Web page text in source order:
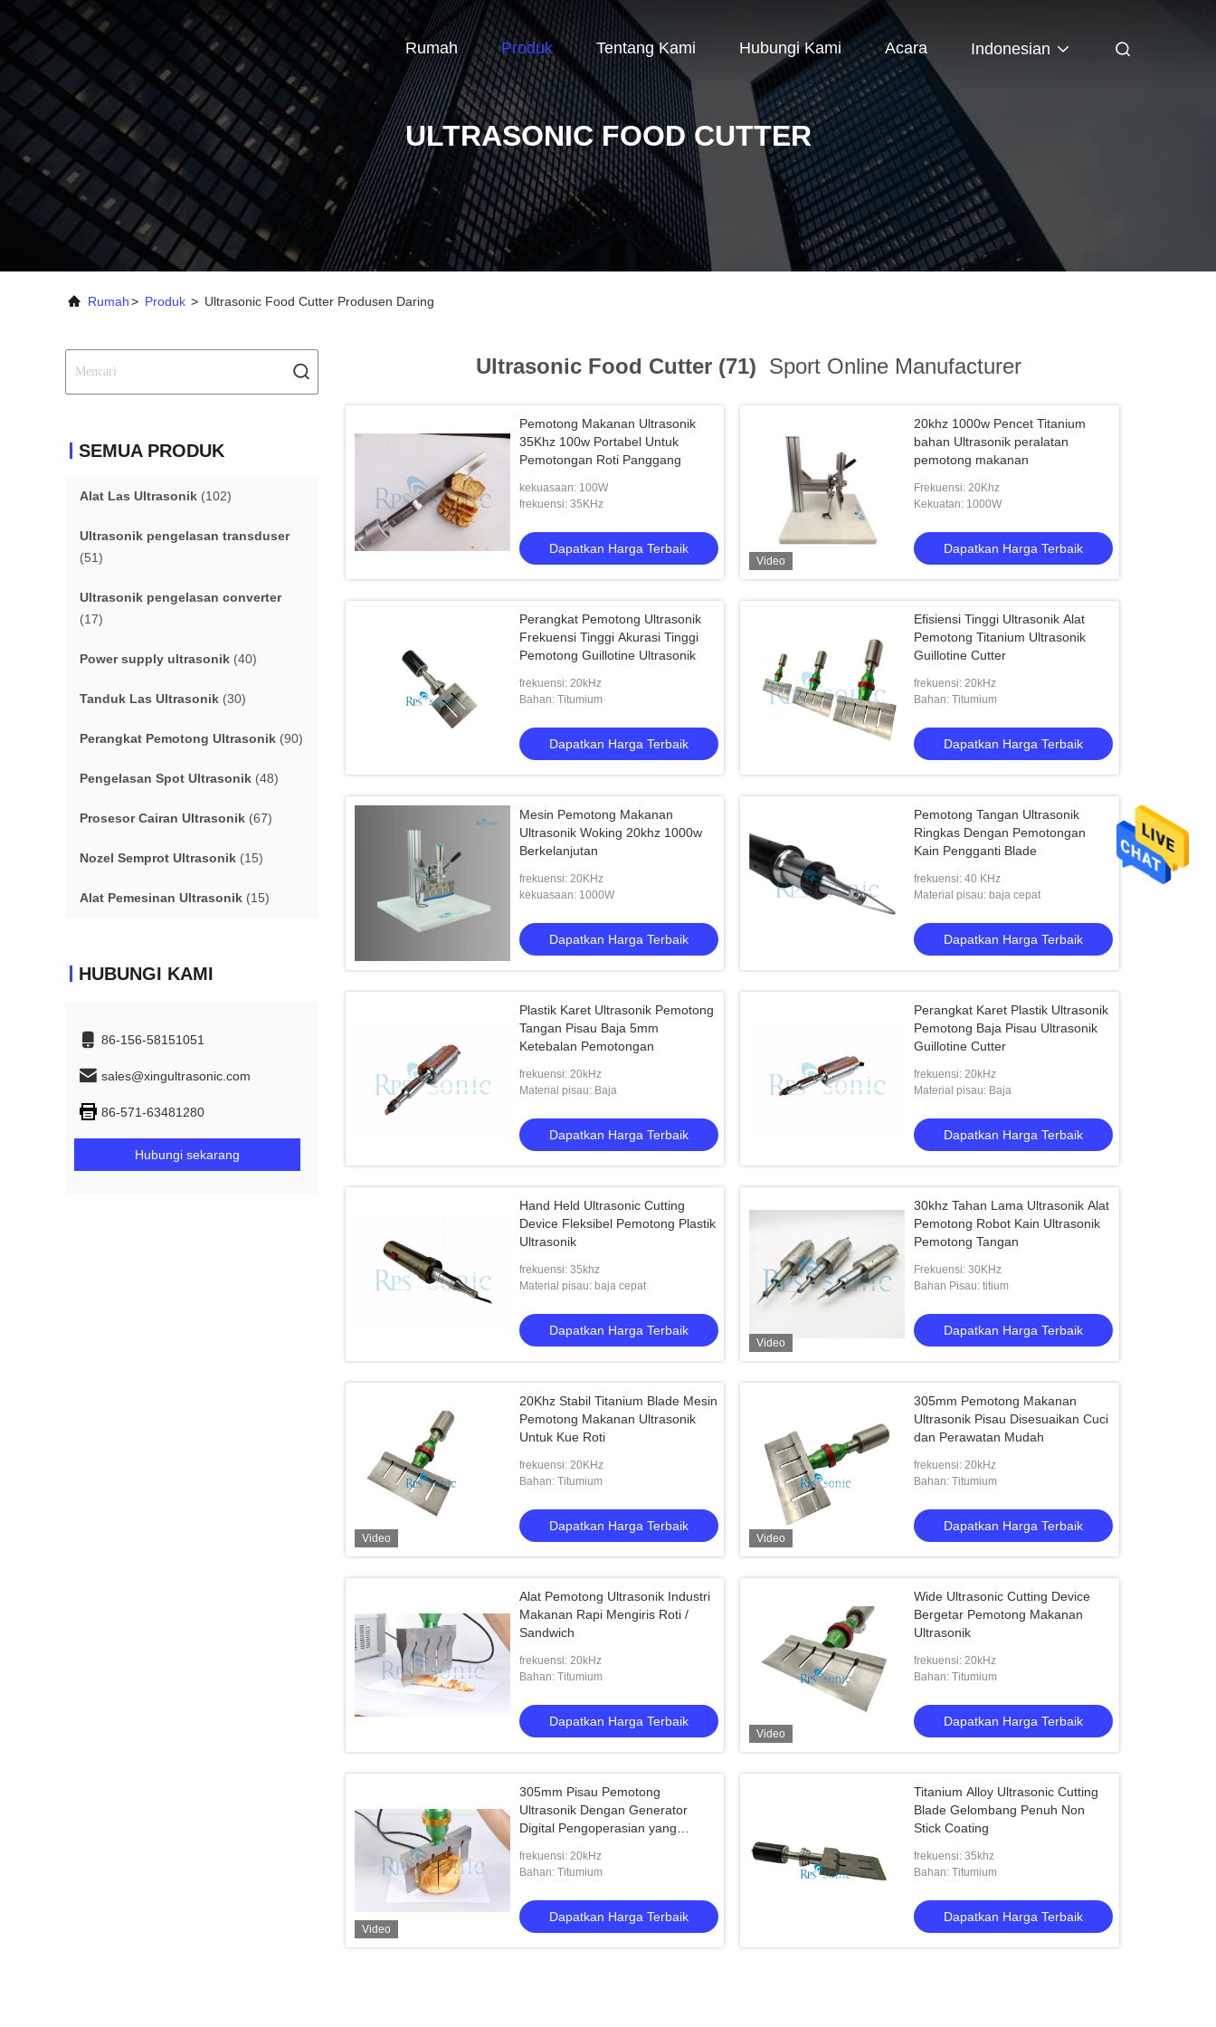
Rumah Produk Tentang Kami Hubungi Kami Acara Indonesian
ULTRASONIC FOOD CUTTER
Rumah> Produk > Ultrasonic Food Cutter Produsen Daring
SEMUA PRODUK
Alat Las Ultrasonik (102)
Ultrasonik pengelasan transduser
(51)
Ultrasonik pengelasan converter
(17)
Power supply ultrasonik (40)
Tanduk Las Ultrasonik (30)
Perangkat Pemotong Ultrasonik (90)
Pengelasan Spot Ultrasonik (48)
Prosesor Cairan Ultrasonik (67)
Nozel Semprot Ultrasonik (15)
Alat Pemesinan Ultrasonik (15)
HUBUNGI KAMI
86-156-58151051
sales@xingultrasonic.com
86-571-63481280
Hubungi sekarang
Ultrasonic Food Cutter (71) Sport Online Manufacturer
Pemotong Makanan Ultrasonik
35Khz 100w Portabel Untuk
Pemotongan Roti Panggang
kekuasaan: 100W
frekuensi: 35KHz
Dapatkan Harga Terbaik
Video
20khz 1000w Pencet Titanium
bahan Ultrasonik peralatan
pemotong makanan
Frekuensi: 20Khz
Kekuatan: 1000W
Dapatkan Harga Terbaik
Perangkat Pemotong Ultrasonik
Frekuensi Tinggi Akurasi Tinggi
Pemotong Guillotine Ultrasonik
frekuensi: 20kHz
Bahan: Titumium
Dapatkan Harga Terbaik
Efisiensi Tinggi Ultrasonik Alat
Pemotong Titanium Ultrasonik
Guillotine Cutter
frekuensi: 20kHz
Bahan: Titumium
Dapatkan Harga Terbaik
Mesin Pemotong Makanan
Ultrasonik Woking 20khz 1000w
Berkelanjutan
frekuensi: 20KHz
kekuasaan: 1000W
Dapatkan Harga Terbaik
Pemotong Tangan Ultrasonik
Ringkas Dengan Pemotongan
Kain Pengganti Blade
frekuensi: 40 KHz
Material pisau: baja cepat
Dapatkan Harga Terbaik
Plastik Karet Ultrasonik Pemotong
Tangan Pisau Baja 5mm
Ketebalan Pemotongan
frekuensi: 20kHz
Material pisau: Baja
Dapatkan Harga Terbaik
Perangkat Karet Plastik Ultrasonik
Pemotong Baja Pisau Ultrasonik
Guillotine Cutter
frekuensi: 20kHz
Material pisau: Baja
Dapatkan Harga Terbaik
Hand Held Ultrasonic Cutting
Device Fleksibel Pemotong Plastik
Ultrasonik
frekuensi: 35khz
Material pisau: baja cepat
Dapatkan Harga Terbaik
Video
30khz Tahan Lama Ultrasonik Alat
Pemotong Robot Kain Ultrasonik
Pemotong Tangan
Frekuensi: 30KHz
Bahan Pisau: titium
Dapatkan Harga Terbaik
Video
20Khz Stabil Titanium Blade Mesin
Pemotong Makanan Ultrasonik
Untuk Kue Roti
frekuensi: 20KHz
Bahan: Titumium
Dapatkan Harga Terbaik
Video
305mm Pemotong Makanan
Ultrasonik Pisau Disesuaikan Cuci
dan Perawatan Mudah
frekuensi: 20kHz
Bahan: Titumium
Dapatkan Harga Terbaik
Alat Pemotong Ultrasonik Industri
Makanan Rapi Mengiris Roti /
Sandwich
frekuensi: 20kHz
Bahan: Titumium
Dapatkan Harga Terbaik
Video
Wide Ultrasonic Cutting Device
Bergetar Pemotong Makanan
Ultrasonik
frekuensi: 20kHz
Bahan: Titumium
Dapatkan Harga Terbaik
Video
305mm Pisau Pemotong
Ultrasonik Dengan Generator
Digital Pengoperasian yang
frekuensi: 20kHz
Bahan: Titumium
Dapatkan Harga Terbaik
Titanium Alloy Ultrasonic Cutting
Blade Gelombang Penuh Non
Stick Coating
frekuensi: 35khz
Bahan: Titumium
Dapatkan Harga Terbaik